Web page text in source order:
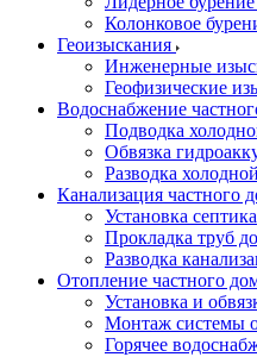
Колонковое
Геоизыскания
Инженерные
Геофизические
Водоснабжение
Подводка
Обвязка
Разводка
Канализация частного
Установка септика
Прокладка труб
Разводка
Отопление частного
Установка и
Монтаж системы
Горячее